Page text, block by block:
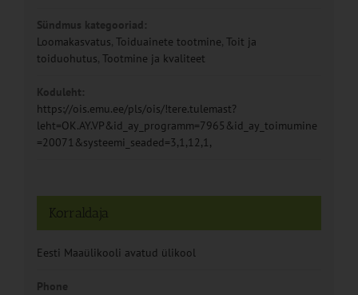
Sündmus kategooriad:
Loomakasvatus, Toiduainete tootmine, Toit ja
toiduohutus, Tootmine ja kvaliteet
Koduleht:
https://ois.emu.ee/pls/ois/!tere.tulemast?
leht=OK.AY.VP&id_ay_programm=7965&id_ay_toimumine
=20071&systeemi_seaded=3,1,12,1,
Korraldaja
Eesti Maaülikooli avatud ülikool
Phone